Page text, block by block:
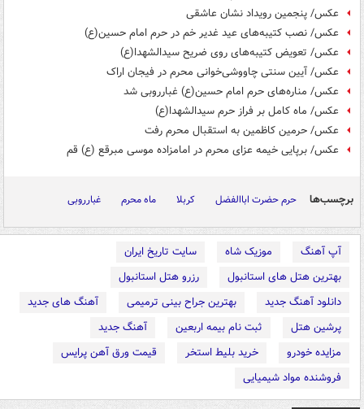
عکس/ پنجمین رویداد نشان عاشقی
عکس/ نصب کتیبه‌های عید غدیر خم در حرم امام حسین(ع)
عکس/ تعویض کتیبه‌های روی ضریح سیدالشهدا(ع)
عکس/ آیین سنتی چاووشی‌خوانی محرم در فیجان اراک
عکس/ مناره‌های حرم امام حسین(ع) غبارروبی شد
عکس/ ماه کامل بر فراز حرم سیدالشهدا(ع)
عکس/ حرمین کاظمین به استقبال محرم رفت
عکس/ برپایی خیمه عزای محرم در امامزاده موسی مبرقع (ع) قم
برچسب‌ها حرم حضرت اباالفضل کربلا ماه محرم غبارروبی
آپ آهنگ موزیک شاه
سایت تاریخ ایران
بهترین هتل های استانبول
رزرو هتل استانبول
دانلود آهنگ جدید
بهترین جراح بینی ترمیمی
آهنگ های جدید
پرشین هتل
ثبت نام بیمه اربعین
آهنگ جدید
مزایده خودرو
خرید بلیط استخر
قیمت ورق آهن پرایس
فروشنده مواد شیمیایی